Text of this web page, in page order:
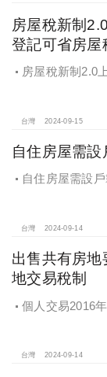
房屋稅新制
登記可省房屋
房屋稅新制2.0
台灣 2024-09-15
自住房屋需
自住房屋需設
台灣 2024-09-14
出售共有房
地交易稅制
個人交易2016
台灣 2024-09-14